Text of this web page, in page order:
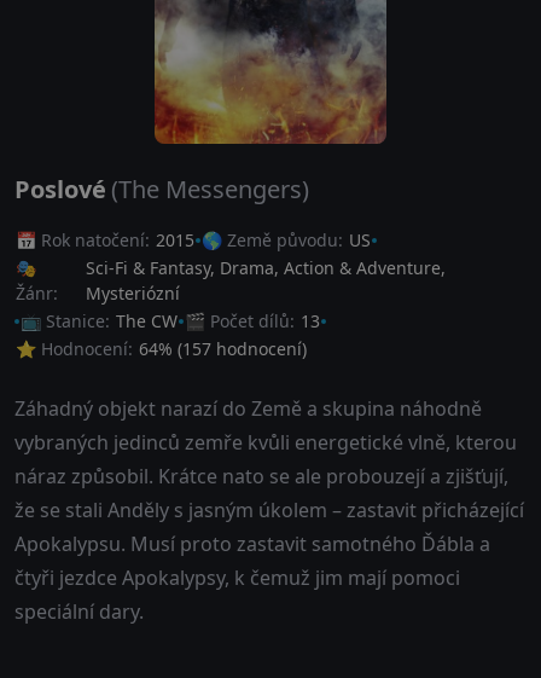
Poslové (The Messengers)
📅 Rok natočení: 2015 🌎 Země původu: US
🎭
Žánr:
Sci-Fi & Fantasy, Drama, Action & Adventure,
Mysteriózní
📺 Stanice: The CW 🎬 Počet dílů: 13
⭐ Hodnocení: 64% (157 hodnocení)
Záhadný objekt narazí do Země a skupina náhodně
vybraných jedinců zemře kvůli energetické vlně, kterou
náraz způsobil. Krátce nato se ale probouzejí a zjišťují,
že se stali Anděly s jasným úkolem – zastavit přicházející
Apokalypsu. Musí proto zastavit samotného Ďábla a
čtyři jezdce Apokalypsy, k čemuž jim mají pomoci
speciální dary.